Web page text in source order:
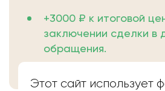
+3000 ₽ к итоговой
заключении сделки в
обращения.
Этот сайт использует